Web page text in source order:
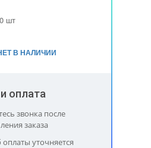
шт
В НАЛИЧИИ
оплата
звонка после
заказа
оплаты уточняется